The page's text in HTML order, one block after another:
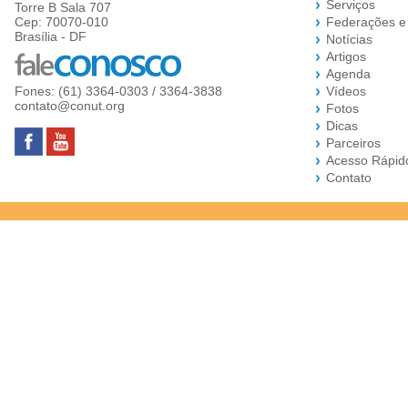
Torre B Sala 707
Cep: 70070-010
Brasília - DF
Fones: (61) 3364-0303 / 3364-3838
contato@conut.org
Serviços
Federações
Notícias
Artigos
Agenda
Vídeos
Fotos
Dicas
Parceiros
Acesso
Contato